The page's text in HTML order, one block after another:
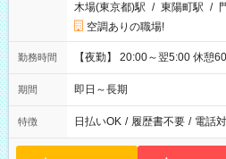
木場(東京都)駅 / 東陽町駅 /
空調ありの職場!
勤務時間 【夜勤】 20:00～翌5:00 休憩
期間 即日～長期
特徴 日払いOK / 履歴書不要 / 電話